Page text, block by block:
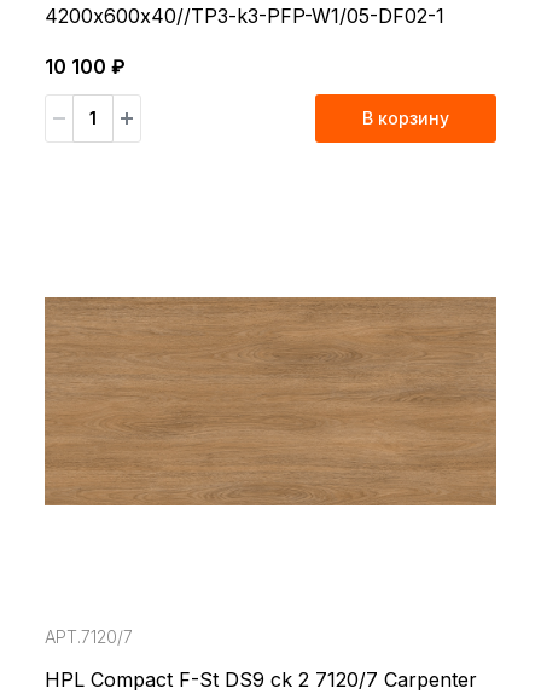
4200х600х40//TP3-k3-PFP-W1/05-DF02-1
10 100 ₽
В корзину
АРТ.7120/7
HPL Compact F-St DS9 ck 2 7120/7 Carpenter